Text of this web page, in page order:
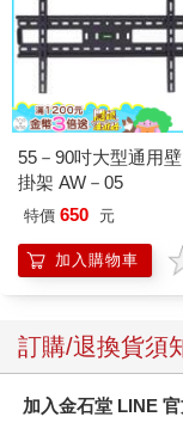
55－90吋大型通用壁
掛架 AW－05
特價 650 元
加入購物車
訂購/退換貨須
加入金石堂 LINE